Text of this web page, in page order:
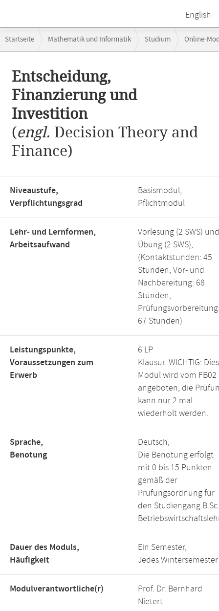
English
Navigation
Startseite Mathematik und Informatik Studium Online-
Entscheidung,
Finanzierung und
Investition
(engl. Decision Theory and
Finance)
Niveaustufe,
Verpflichtungsgrad
Basismodul,
Pflichtmodul
Lehr- und Lernformen,
Arbeitsaufwand
Vorlesung (2 SWS) und
Übung (2 SWS),
(Kontaktstunden: 45
Stunden, Vor- und
Nachbereitung: 68
Stunden,
67 Stunden)
Leistungspunkte,
Voraussetzungen zum
Erwerb
6 LP
Klausur. WICHTIG:
Modul wird vom FB02
angeboten; die
kann nur 2 mal
wiederholt werden.
Sprache,
Benotung
Deutsch,
Die Benotung erfolgt
mit 0 bis 15 Punkten
gemäß der
Prüfungsordnung für
den Studiengang B.Sc.
Dauer des Moduls,
Häufigkeit
Ein Semester,
Jedes Wintersemester
Modulverantwortliche(r)
Prof. Dr. Bernhard
Nietert